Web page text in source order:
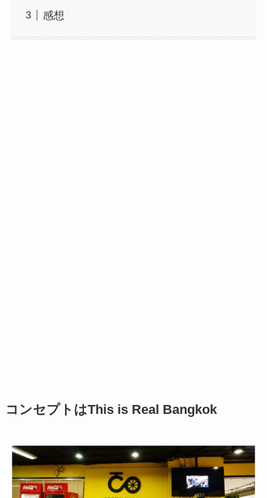
感想
コンセプトはThis is Real Bangkok